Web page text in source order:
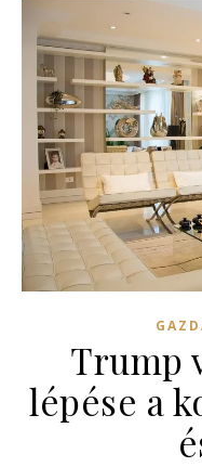
Trump
lépése a